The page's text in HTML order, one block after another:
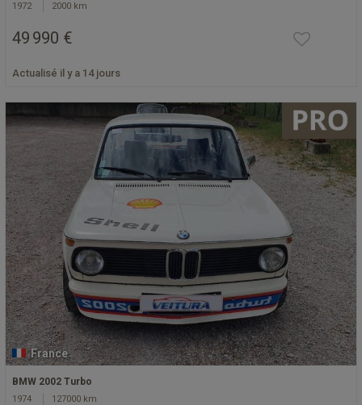
1972 2000 km
49 990 €
Actualisé il y a 14 jours
France
BMW 2002 Turbo
1974 127000 km